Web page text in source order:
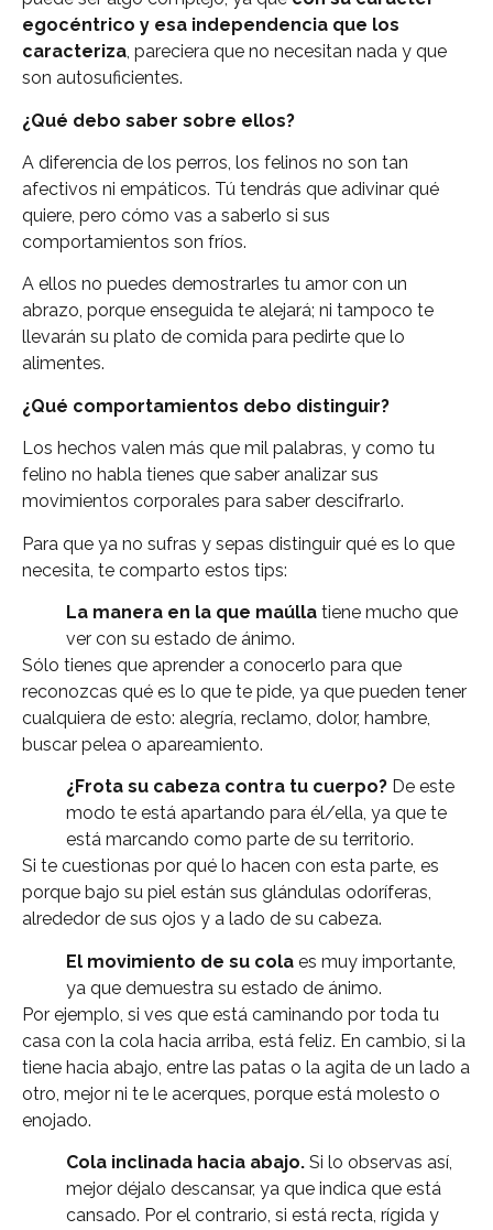
egocéntrico y esa independencia que los
caracteriza, pareciera que no necesitan nada y que
son autosuficientes.
¿Qué debo saber sobre ellos?
A diferencia de los perros, los felinos no son tan
afectivos ni empáticos. Tú tendrás que adivinar qué
quiere, pero cómo vas a saberlo si sus
comportamientos son fríos.
A ellos no puedes demostrarles tu amor con un
abrazo, porque enseguida te alejará; ni tampoco te
llevarán su plato de comida para pedirte que lo
alimentes.
¿Qué comportamientos debo distinguir?
Los hechos valen más que mil palabras, y como tu
felino no habla tienes que saber analizar sus
movimientos corporales para saber descifrarlo.
Para que ya no sufras y sepas distinguir qué es lo que
necesita, te comparto estos tips:
La manera en la que maúlla tiene mucho que
ver con su estado de ánimo.
Sólo tienes que aprender a conocerlo para que
reconozcas qué es lo que te pide, ya que pueden tener
cualquiera de esto: alegría, reclamo, dolor, hambre,
buscar pelea o apareamiento.
¿Frota su cabeza contra tu cuerpo? De este
modo te está apartando para él/ella, ya que te
está marcando como parte de su territorio.
Si te cuestionas por qué lo hacen con esta parte, es
porque bajo su piel están sus glándulas odoríferas,
alrededor de sus ojos y a lado de su cabeza.
El movimiento de su cola es muy importante,
ya que demuestra su estado de ánimo.
Por ejemplo, si ves que está caminando por toda tu
casa con la cola hacia arriba, está feliz. En cambio, si la
tiene hacia abajo, entre las patas o la agita de un lado a
otro, mejor ni te le acerques, porque está molesto o
enojado.
Cola inclinada hacia abajo. Si lo observas así,
mejor déjalo descansar, ya que indica que está
cansado. Por el contrario, si está recta, rígida y